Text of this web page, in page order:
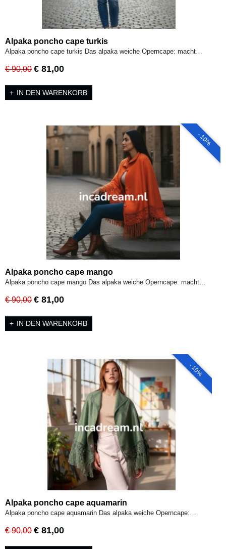
Alpaka poncho cape turkis
Alpaka poncho cape turkis Das alpaka weiche Operncape: macht…
€ 90,00 € 81,00
IN DEN WARENKORB
- 10%
Alpaka poncho cape mango
Alpaka poncho cape mango Das alpaka weiche Operncape: macht…
€ 90,00 € 81,00
IN DEN WARENKORB
- 10%
Alpaka poncho cape aquamarin
Alpaka poncho cape aquamarin Das alpaka weiche Operncape:…
€ 90,00 € 81,00